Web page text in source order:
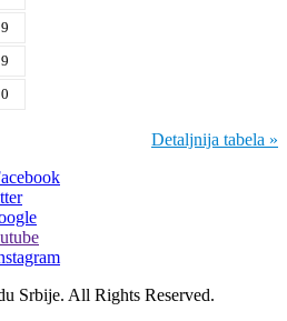
9
9
0
Detaljnija tabela »
Srbije. All Rights Reserved.